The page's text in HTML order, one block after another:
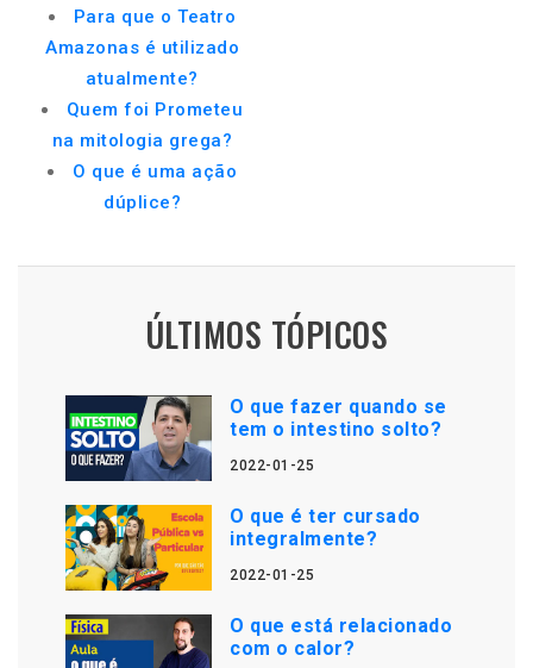
Para que o Teatro
Amazonas é utilizado
atualmente?
Quem foi Prometeu
na mitologia grega?
O que é uma ação
dúplice?
ÚLTIMOS TÓPICOS
O que fazer quando se
tem o intestino solto?
2022-01-25
O que é ter cursado
integralmente?
2022-01-25
O que está relacionado
com o calor?